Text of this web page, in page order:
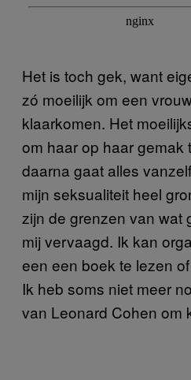
Het is toch gek, want
zó moeilijk om een
klaarkomen. Het
om haar op haar gemak
daarna gaat alles
mijn seksualiteit heel
zijn de grenzen van wat
mij vervaagd. Ik kan
een een boek te lezen
Ik heb soms niet meer
van Leonard Cohen om